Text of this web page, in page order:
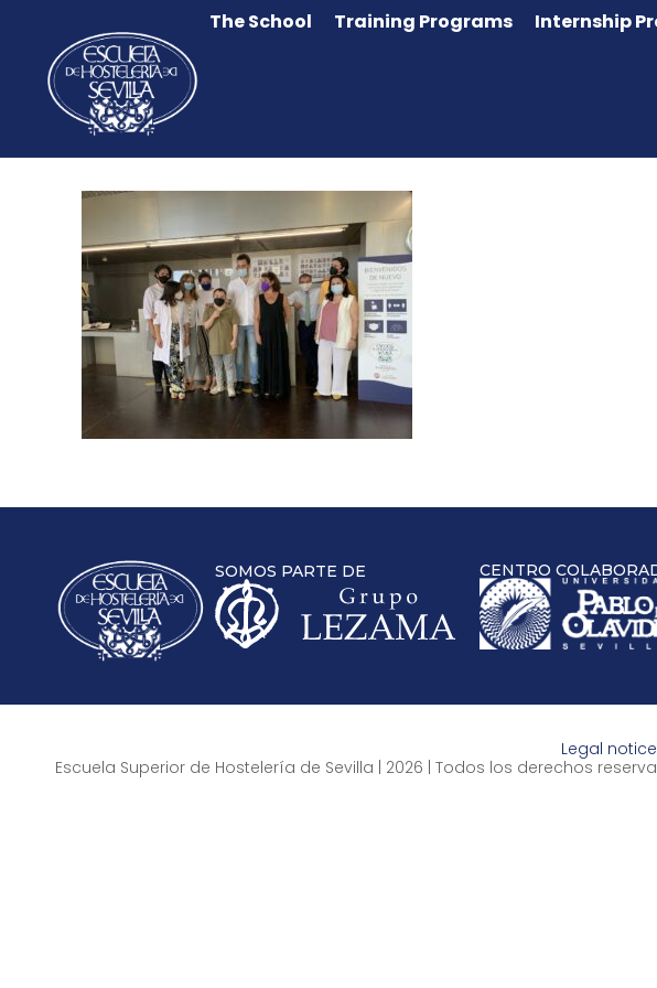
The School Training Programs Internship
SOMOS PARTE DE CENTRO
Legal notice
Escuela Superior de Hostelería de Sevilla | 2026 | Todos los derechos